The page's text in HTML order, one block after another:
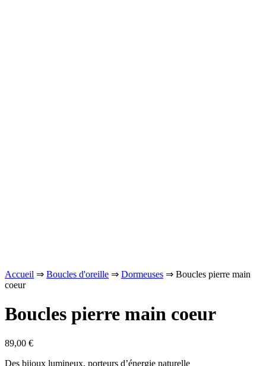
Accueil ⇒ Boucles d'oreille ⇒ Dormeuses ⇒ Boucles pierre main
coeur
Boucles pierre main coeur
89,00 €
Des bijoux lumineux, porteurs d’énergie naturelle